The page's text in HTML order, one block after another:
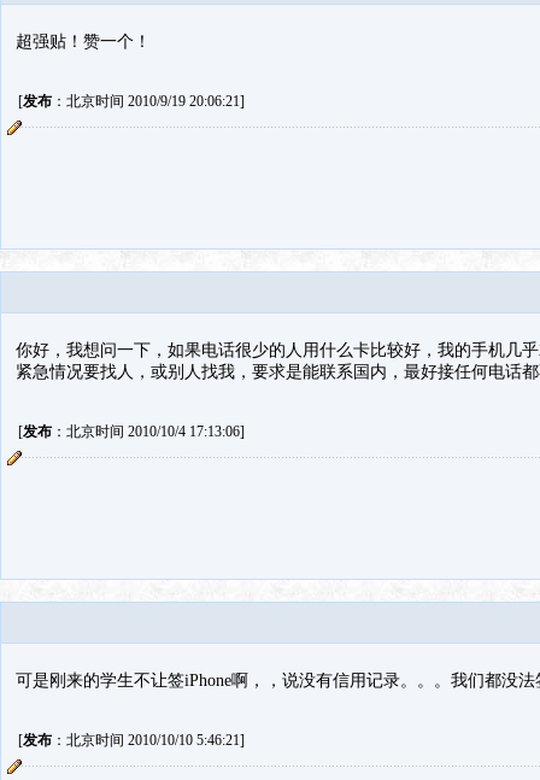
超强贴！赞一个！
[发布：北京时间 2010/9/19 20:06:21]
你好，我想问一下，如果电话很少的人用什么卡比较好，我的手机几
紧急情况要找人，或别人找我，要求是能联系国内，最好接任何电话
[发布：北京时间 2010/10/4 17:13:06]
可是刚来的学生不让签iPhone啊，，说没有信用记录。。。我们都没法
[发布：北京时间 2010/10/10 5:46:21]